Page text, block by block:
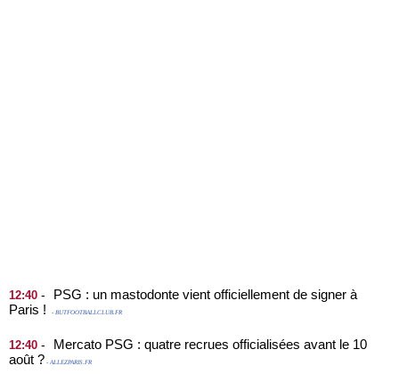
12:40 -
PSG : un mastodonte vient officiellement de signer à
Paris !
- BUTFOOTBALLCLUB.FR
12:40 -
Mercato PSG : quatre recrues officialisées avant le 10
août ? - ALLEZPARIS.FR